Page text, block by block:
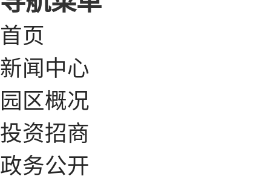
首页
新闻中心
园区概况
投资招商
政务公开